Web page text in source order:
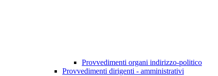
Provvedimenti organi indirizzo-politico
Provvedimenti dirigenti - amministrativi